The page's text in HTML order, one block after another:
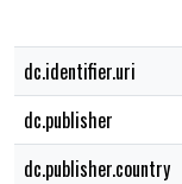
dc.identifier.uri
dc.publisher
dc.publisher.country